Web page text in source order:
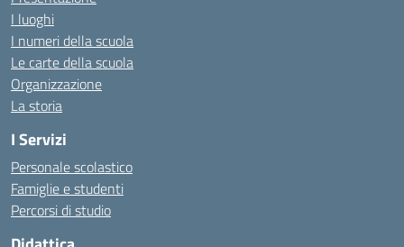
I luoghi
I numeri della scuola
Le carte della scuola
Organizzazione
La storia
I Servizi
Personale scolastico
Famiglie e studenti
Percorsi di studio